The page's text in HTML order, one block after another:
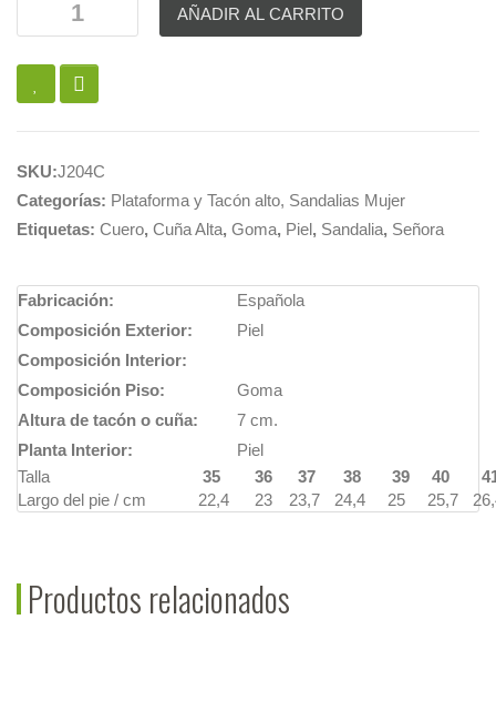
AÑADIR AL CARRITO
SKU:J204C
Categorías: Plataforma y Tacón alto, Sandalias Mujer
Etiquetas: Cuero, Cuña Alta, Goma, Piel, Sandalia, Señora
Fabricación:
Española
Composición Exterior:
Piel
Composición Interior:
Composición Piso:
Goma
Altura de tacón o cuña:
7 cm.
Planta Interior:
Piel
Talla
35 36 37 38 39 40
Largo del pie / cm
22,4 23 23,7 24,4 25 25,7
Productos relacionados